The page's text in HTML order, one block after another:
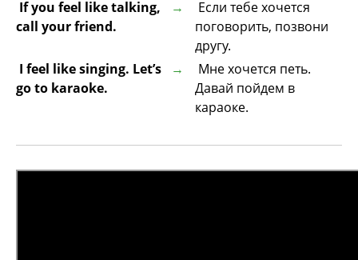
If you feel like talking,
call your friend.
Если тебе хочется
поговорить, позвони
другу.
I feel like singing. Let’s
go to karaoke.
Мне хочется петь.
Давай пойдем в
караоке.